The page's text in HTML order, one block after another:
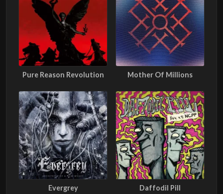
Pure Reason Revolution Mother Of Millions
Evergrey Daffodil Pill